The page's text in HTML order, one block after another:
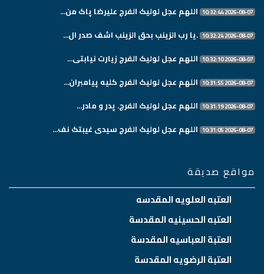
2026-08-07 10:32:44 اللهم عجل لولیک الفرج علیرضا پاک من...
2026-08-07 10:32:24 .یا رب الزینب بحق الزینب اشف صدر ال...
2026-08-07 10:32:10 اللهم عجل لولیک الفرج زیارت نیابتی...
2026-08-07 10:31:55 اللهم عجل لولیک الفرج کلیه پیامبران...
2026-08-07 10:31:19 اللهم عجل لولیک الفرج. پدر و مادر...
2026-08-07 10:31:05 اللهم عجل لولیک الفرج سیدی غیبتک نف...
مواقع صديقة
العتبه العلويه المقدسه
العتبه الحسينيه المقدسة
العتبة العباسيه المقدسة
العتبة الرضويه المقدسة